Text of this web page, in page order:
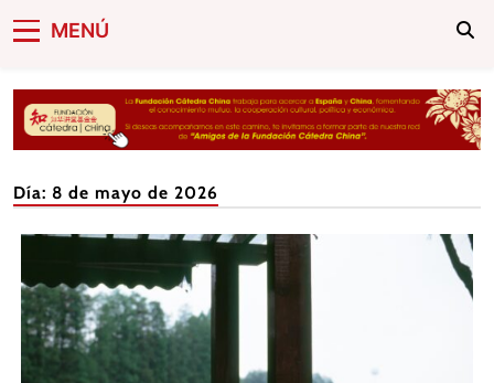
MENÚ
Día: 8 de mayo de 2026